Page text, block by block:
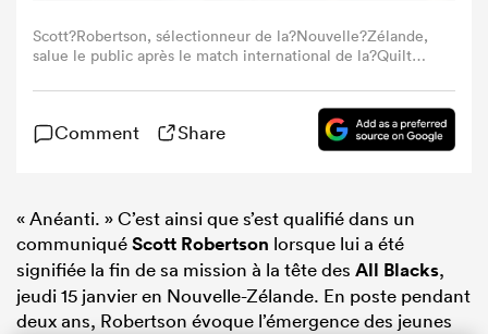
Scott?Robertson, sélectionneur de la?Nouvelle?Zélande,
salue le public après le match international de la?Quilter?
Nouvelle?Zélande au?Principality?Stadium, le?22?
novembre?2025 à?Cardiff, au?Pays?de?Galles. (Photo?:?
Huw?Fairclough/Getty?Images)
Comment Share
« Anéanti. » C’est ainsi que s’est qualifié dans un
communiquéScott Robertson lorsque lui a été
signifiée la fin de sa mission à la tête des All Blacks,
jeudi 15 janvier en Nouvelle-Zélande. En poste pendant
deux ans, Robertson évoque l’émergence des jeunes